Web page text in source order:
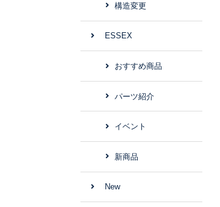
構造変更
ESSEX
おすすめ商品
パーツ紹介
イベント
新商品
New